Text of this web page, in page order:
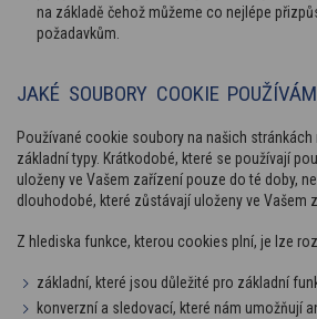
na základě čehož můžeme co nejlépe
požadavkům.
JAKÉ SOUBORY COOKIE
Používané cookie soubory na našich stránkách
základní typy. Krátkodobé, které se používají
uloženy ve Vašem zařízení pouze do té doby,
dlouhodobé, které zůstávají uloženy ve Vašem
Z hlediska funkce, kterou cookies plní, je lze
základní, které jsou důležité pro základní
konverzní a sledovací, které nám umožňují